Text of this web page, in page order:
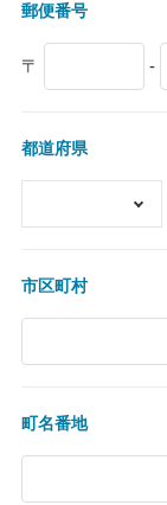
郵便番号
〒 -
都道府県
市区町村
町名番地